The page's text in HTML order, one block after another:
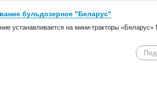
бульдозерное "Беларус"
устанавливается на мини-тракторы